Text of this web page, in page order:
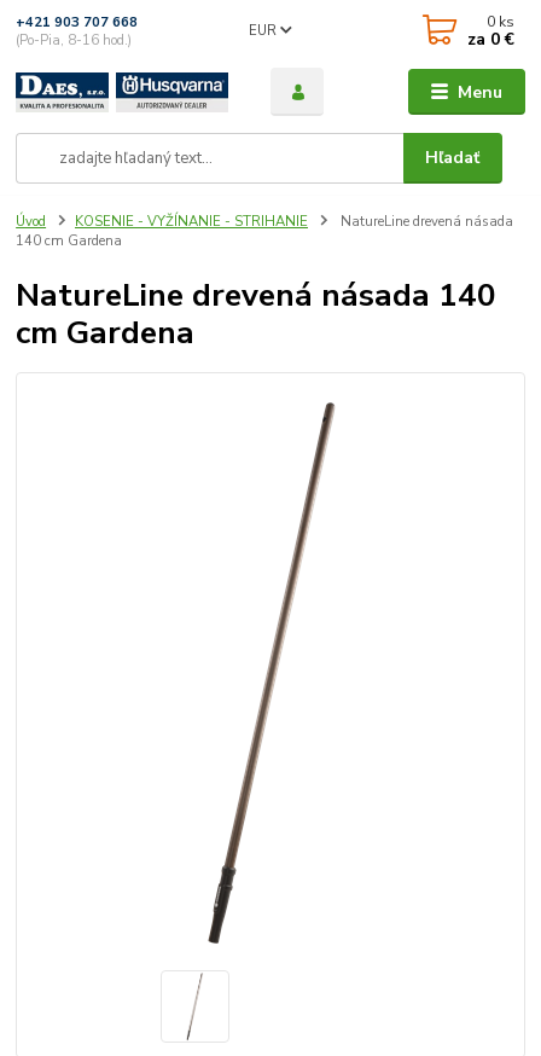
Menu
EUR
Hľadať
+421 903 707 668
(Po-Pia, 8-16 hod.)
0 ks
za 0 €
Úvod KOSENIE - VYŽÍNANIE - STRIHANIE
NatureLine drevená násada
140 cm Gardena
NatureLine drevená násada 140
cm Gardena